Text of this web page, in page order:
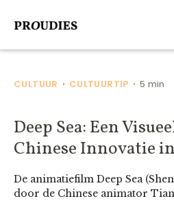
CULTUUR • CULTUURTIP • 5 min
Deep Sea: Een
Chinese Innovatie
De animatiefilm Deep Sea
door de Chinese animator